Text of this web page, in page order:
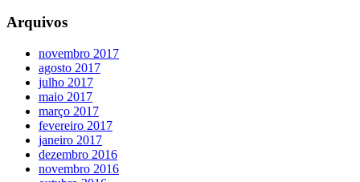
Arquivos
novembro 2017
agosto 2017
julho 2017
maio 2017
março 2017
fevereiro 2017
janeiro 2017
dezembro 2016
novembro 2016